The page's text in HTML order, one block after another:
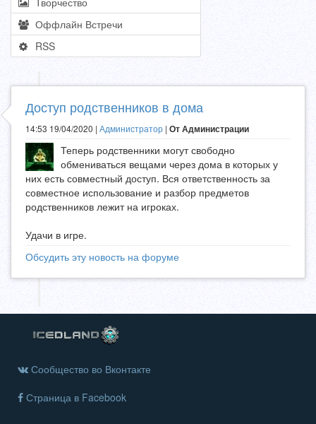
Оффлайн Встречи
RSS
Доступ родственников в дома
14:53 19/04/2020 | Администратор | От Администрации
Теперь родственники могут свободно
обмениваться вещами через дома в которых у
них есть совместный доступ. Вся ответственность за
совместное использование и разбор предметов
родственников лежит на игроках.
Удачи в игре.
Обсудить эту новость на форуме
Сообщество во Вконтакте
Страница в Facebook